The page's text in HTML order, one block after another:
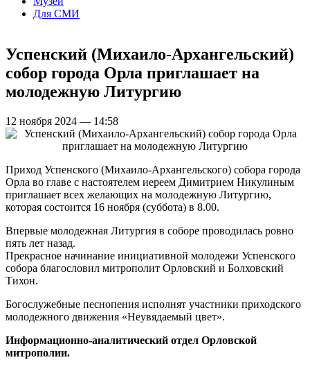
Для СМИ
Успенский (Михаило-Архангельский)
собор города Орла приглашает на
молодежную Литургию
12 ноября 2024 — 14:58
Приход Успенского (Михаило-Архангельского) собора города
Орла во главе с настоятелем иереем Димитрием Никулиным
приглашает всех желающих на молодежную Литургию,
которая состоится 16 ноября (суббота) в 8.00.
Впервые молодежная Литургия в соборе проводилась ровно
пять лет назад.
Прекрасное начинание инициативной молодежи Успенского
собора благословил митрополит Орловский и Болховский
Тихон.
Богослужебные песнопения исполнят участники приходского
молодежного движения «Неувядаемый цвет».
Информационно-аналитический отдел Орловской
митрополии.